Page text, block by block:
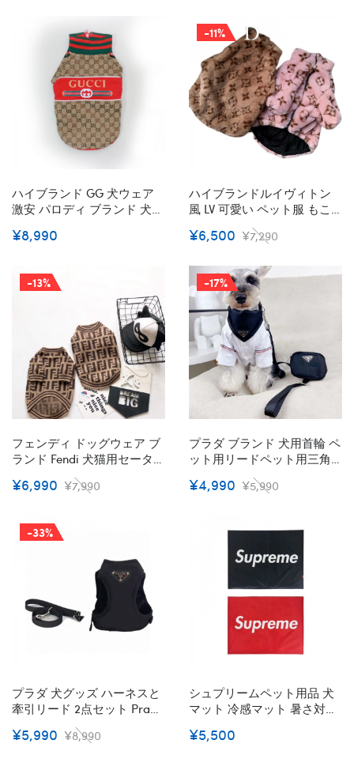
バッグ ペットのリードハー
ネス 小型ペット用
いい
ハイブランド GG 犬ウェア
激安 パロディ ブランド 犬用
性 ハイブランド 犬の服 かわ
服 秋冬
¥8,990
-11%
ハイブランドルイヴィトン
風 LV 可愛い ペット服 もこ
もこ 秋冬 犬服 コート ジャ
ケット ドッグウェア パーカ
猫服 高品質 経典モノグラム
柄 かわいい 洋服
¥6,500 ¥7,290
-13%
フェンディ ドッグウェア ブ
ランド Fendi 犬猫用セーター
ート ふわふわ 冬 暖かい ペ
わいい おしゃれ コピー
¥6,990 ¥7,990
-17%
プラダ ブランド 犬用首輪 ペ
ット用リードペット用三角
スカーフ 首輪 Prada 犬用よ
だれかけ 3点セット ハイブ
ープ セット 通気性 ファッシ
¥4,990 ¥5,990
-33%
プラダ 犬グッズ ハーネスと
牽引リード 2点セット Prada
ブランド ペット お出かけ用
品 ペットのメッシュベスト
¥5,990 ¥8,990
シュプリームペット用品 犬
マット 冷感マット 暑さ対策
適応 おしゃれ パッド 耐久性
¥5,500